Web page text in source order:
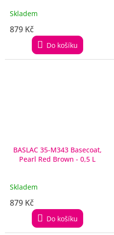
Skladem
879 Kč
Do košíku
BASLAC 35-M343 Basecoat,
Pearl Red Brown - 0,5 L
Skladem
879 Kč
Do košíku